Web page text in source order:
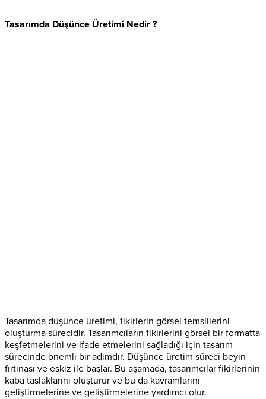
Tasarımda Düşünce Üretimi Nedir ?
Tasarımda düşünce üretimi, fikirlerin görsel temsillerini
oluşturma sürecidir. Tasarımcıların fikirlerini görsel bir formatta
keşfetmelerini ve ifade etmelerini sağladığı için tasarım
sürecinde önemli bir adımdır. Düşünce üretim süreci beyin
fırtınası ve eskiz ile başlar. Bu aşamada, tasarımcılar fikirlerinin
kaba taslaklarını oluşturur ve bu da kavramlarını
geliştirmelerine ve geliştirmelerine yardımcı olur.